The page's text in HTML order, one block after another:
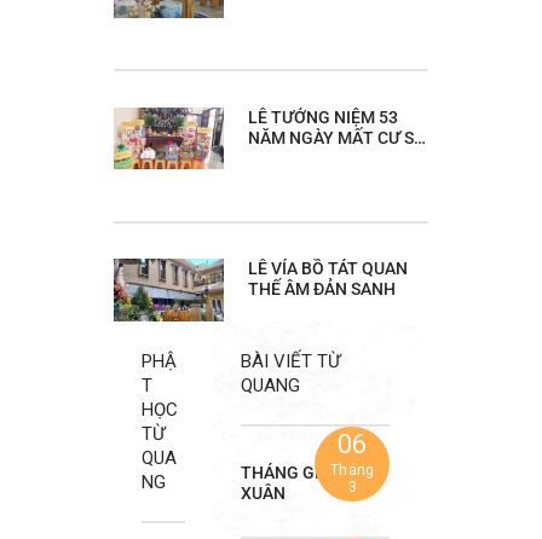
LỄ TƯỞNG NIỆM 53
NĂM NGÀY MẤT CƯ SĨ
LỄ VÍA BỒ TÁT QUAN
THẾ ÂM ĐẢN SANH
PHẬ
T
HỌC
TỪ
QUA
NG
BÀI VIẾT TỪ
QUANG
06
Tháng
3
THÁNG GIÊNG VUI
XUÂN